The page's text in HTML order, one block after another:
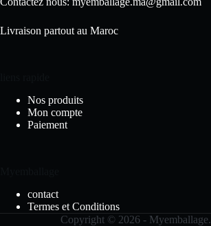
Livraison partout au Maroc
Nos produits
Mon compte
Paiement
contact
Termes et Conditions
Copyright © 2026 - Myemballage.